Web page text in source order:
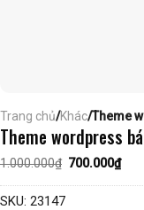
Trang chủ/Khác/Theme
Theme wordpress
1.000.000₫ Giá
là:
700.000₫Giá
hiện
tại
SKU: 23147